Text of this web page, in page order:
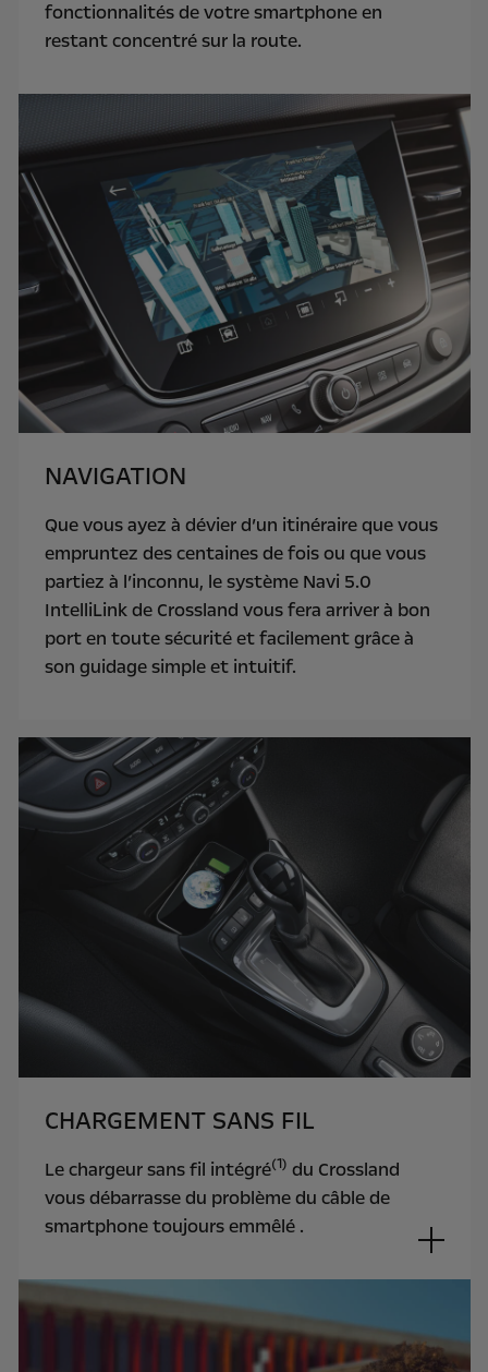
fonctionnalités de votre smartphone en
restant concentré sur la route.
NAVIGATION
Que vous ayez à dévier d’un itinéraire que vous
empruntez des centaines de fois ou que vous
partiez à l’inconnu, le système Navi 5.0
IntelliLink de Crossland vous fera arriver à bon
port en toute sécurité et facilement grâce à
son guidage simple et intuitif.
CHARGEMENT SANS FIL
Le chargeur sans fil intégré(1) du Crossland
vous débarrasse du problème du câble de
smartphone toujours emmêlé .